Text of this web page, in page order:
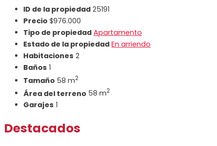
ID de la propiedad 25191
Precio $976.000
Tipo de propiedad Apartamento
Estado de la propiedad En arriendo
Habitaciones 2
Baños 1
Tamaño 58 m2
Área del terreno 58 m2
Garajes 1
Destacados